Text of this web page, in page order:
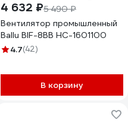
4 632 ₽5 490 ₽
Вентилятор промышленный
Ballu BIF-8BB НС-1601100
4.7(42)
В корзину